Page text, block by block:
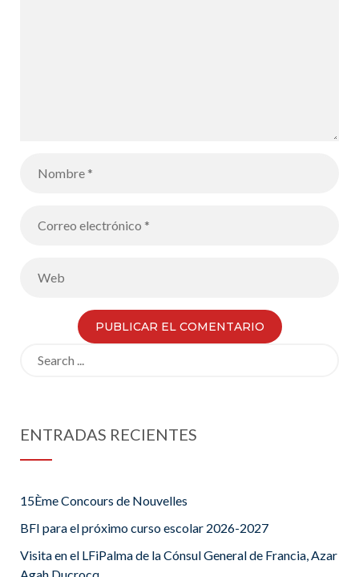
ENTRADAS RECIENTES
15Ème Concours de Nouvelles
BFI para el próximo curso escolar 2026-2027
Visita en el LFiPalma de la Cónsul General de Francia, Azar